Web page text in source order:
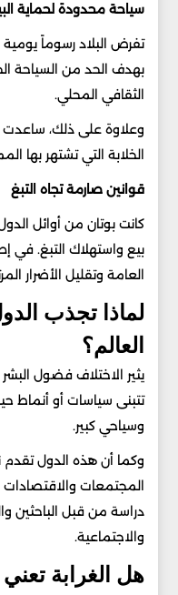
سياحة محدودة لحماية
تفرض البلاد رسوماً
بهدف الحد من السياحة
الثقافي المحلي.
وعلاوة على ذلك،
الخلابة التي تشتهر بها
قوانين صارمة تجاه التبغ
كانت بوتان من أوائل
بيع واستهلاك التبغ. في
العامة وتقليل الأضرار
لماذا تجذب
العالم؟
يثير الاختلاف فضول
تتبنى سياسات أو أنماط
وسياحي كبير.
وكما أن هذه الدول تقدم
المجتمعات
دراسة من قبل الباحثين
والاجتماعية.
هل الغرابة